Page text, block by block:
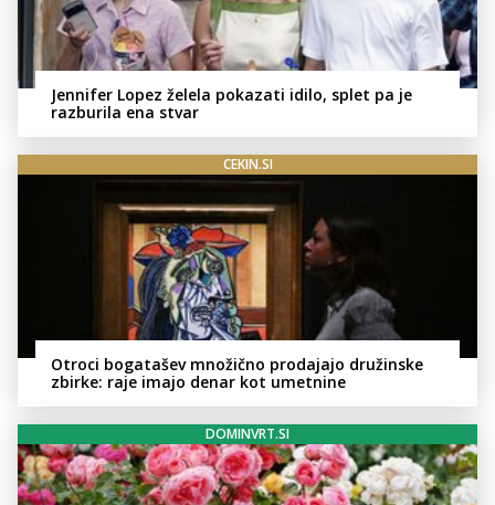
Jennifer Lopez želela pokazati idilo, splet pa je
razburila ena stvar
CEKIN.SI
Otroci bogatašev množično prodajajo družinske
zbirke: raje imajo denar kot umetnine
DOMINVRT.SI